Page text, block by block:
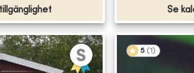
Se
5 (1 )